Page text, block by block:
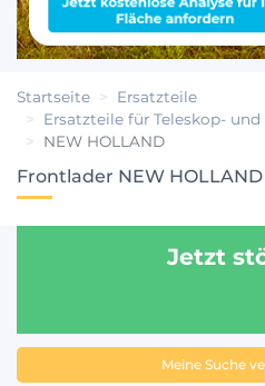
Startseite
Ersatzteile
Ersatzteile für Teleskop- und
NEW HOLLAND
Frontlader NEW HOLLAND
Jetzt
Meine Suche